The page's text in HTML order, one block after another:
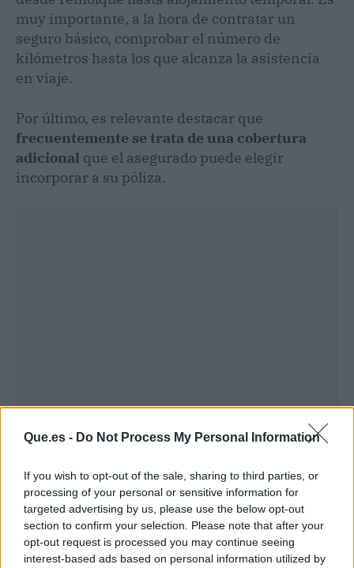
Que.es - Do Not Process My Personal Information
If you wish to opt-out of the sale, sharing to third parties, or
processing of your personal or sensitive information for
targeted advertising by us, please use the below opt-out
section to confirm your selection. Please note that after your
opt-out request is processed you may continue seeing
interest-based ads based on personal information utilized by
muy importante, a la hora de contratar un
seguro básico, comprobar el número de
kilómetros hasta los que alcanza la asistencia
en viaje.
Por último, es relevante destacar que
frecuentemente se trata de una cobertura
adicional que el asegurado puede elegir
incorporar a su póliza.
Publicidad